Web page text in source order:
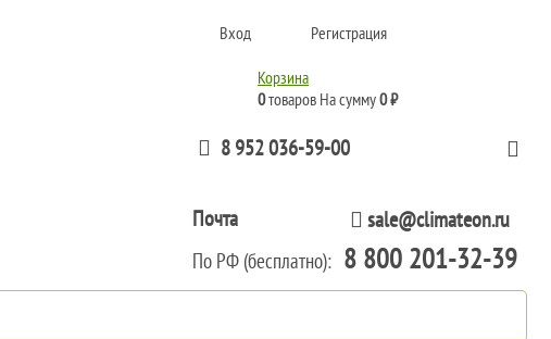
Вход Регистрация
Корзина
0товаров На сумму0 ₽
8 952 036-59-00
Почта sale@climateon.ru
По РФ (бесплатно): 8 800 201-32-39